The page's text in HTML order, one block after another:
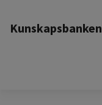
Kunskapsbanken